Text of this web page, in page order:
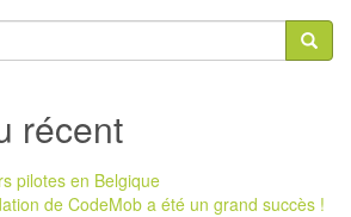
récent
pilotes en Belgique
de CodeMob a été un grand succès !